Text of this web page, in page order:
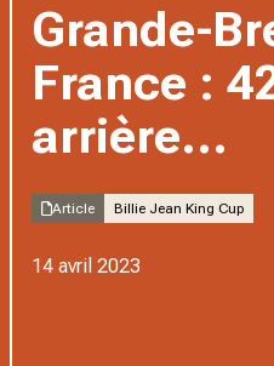
Grande-
France :
arrière...
Article Billie Jean King Cup
14 avril 2023